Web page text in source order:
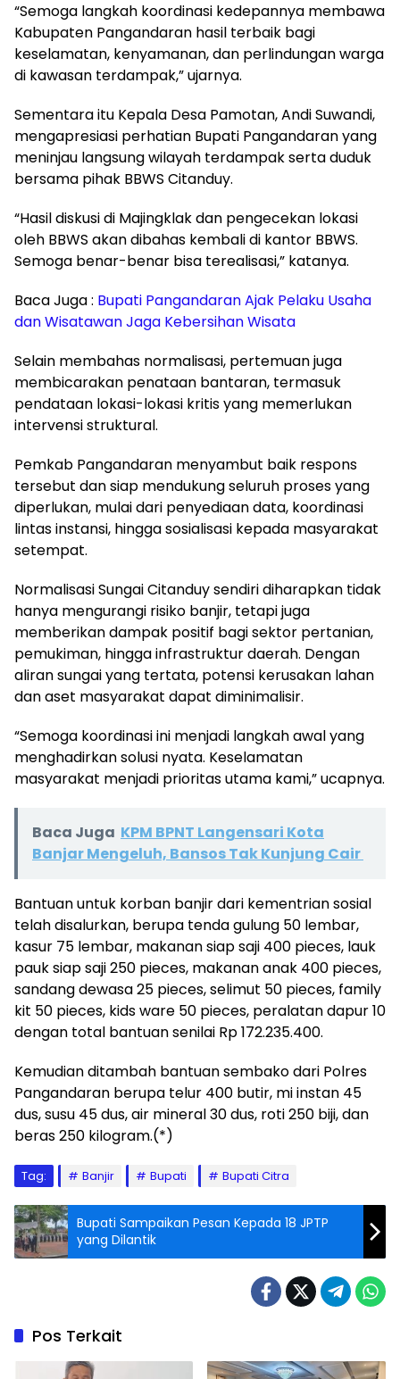
“Semoga langkah koordinasi kedepannya membawa
Kabupaten Pangandaran hasil terbaik bagi
keselamatan, kenyamanan, dan perlindungan warga
di kawasan terdampak,” ujarnya.
Sementara itu Kepala Desa Pamotan, Andi Suwandi,
mengapresiasi perhatian Bupati Pangandaran yang
meninjau langsung wilayah terdampak serta duduk
bersama pihak BBWS Citanduy.
“Hasil diskusi di Majingklak dan pengecekan lokasi
oleh BBWS akan dibahas kembali di kantor BBWS.
Semoga benar-benar bisa terealisasi,” katanya.
Baca Juga : Bupati Pangandaran Ajak Pelaku Usaha
dan Wisatawan Jaga Kebersihan Wisata
Selain membahas normalisasi, pertemuan juga
membicarakan penataan bantaran, termasuk
pendataan lokasi-lokasi kritis yang memerlukan
intervensi struktural.
Pemkab Pangandaran menyambut baik respons
tersebut dan siap mendukung seluruh proses yang
diperlukan, mulai dari penyediaan data, koordinasi
lintas instansi, hingga sosialisasi kepada masyarakat
setempat.
Normalisasi Sungai Citanduy sendiri diharapkan tidak
hanya mengurangi risiko banjir, tetapi juga
memberikan dampak positif bagi sektor pertanian,
pemukiman, hingga infrastruktur daerah. Dengan
aliran sungai yang tertata, potensi kerusakan lahan
dan aset masyarakat dapat diminimalisir.
“Semoga koordinasi ini menjadi langkah awal yang
menghadirkan solusi nyata. Keselamatan
masyarakat menjadi prioritas utama kami,” ucapnya.
Baca Juga KPM BPNT Langensari Kota
Banjar Mengeluh, Bansos Tak Kunjung Cair
Bantuan untuk korban banjir dari kementrian sosial
telah disalurkan, berupa tenda gulung 50 lembar,
kasur 75 lembar, makanan siap saji 400 pieces, lauk
pauk siap saji 250 pieces, makanan anak 400 pieces,
sandang dewasa 25 pieces, selimut 50 pieces, family
kit 50 pieces, kids ware 50 pieces, peralatan dapur 10
dengan total bantuan senilai Rp 172.235.400.
Kemudian ditambah bantuan sembako dari Polres
Pangandaran berupa telur 400 butir, mi instan 45
dus, susu 45 dus, air mineral 30 dus, roti 250 biji, dan
beras 250 kilogram.(*)
Tag: Banjir Bupati Bupati Citra
Bupati Sampaikan Pesan Kepada 18 JPTP
yang Dilantik
Pos Terkait